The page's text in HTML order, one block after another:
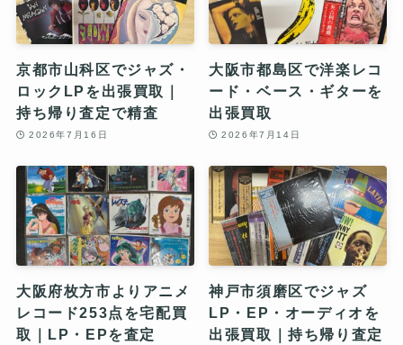
京都市山科区でジャズ・
ロックLPを出張買取｜
持ち帰り査定で精査
2026年7月16日
大阪市都島区で洋楽レコ
ード・ベース・ギターを
出張買取
2026年7月14日
大阪府枚方市よりアニメ
レコード253点を宅配買
取｜LP・EPを査定
神戸市須磨区でジャズ
LP・EP・オーディオを
出張買取｜持ち帰り査定